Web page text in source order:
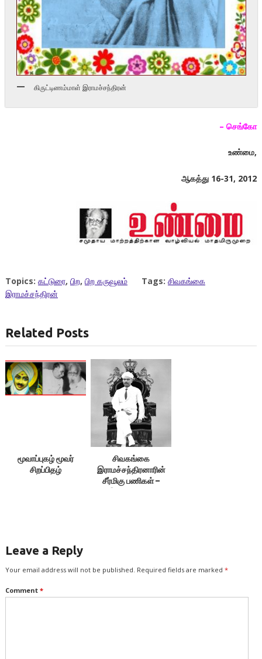
கிருட்டிணம்மாள் இராமச்சந்திரன்
–செங்கோ
உண்மை,
ஆகத்து 16-31, 2012
Topics: கட்டுரை, பிற, பிற கருவூலம் Tags: சிவகங்கை
இராமச்சந்திரன்
Related Posts
மூவாப்புகழ் மூவர்
சிறப்பிதழ்
சிவகங்கை
இராமச்சந்திரனாரின்
சீர்மிகு பணிகள் –
Leave a Reply
Your email address will not be published. Required fields are marked *
Comment *